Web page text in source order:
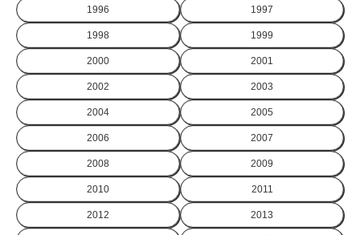
1996 1997
1998 1999
2000 2001
2002 2003
2004 2005
2006 2007
2008 2009
2010 2011
2012 2013